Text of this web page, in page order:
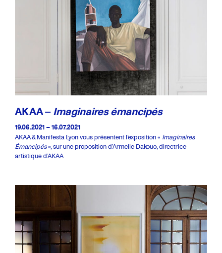
AKAA – Imaginaires émancipés
19.06.2021 – 16.07.2021
AKAA & Manifesta Lyon vous présentent l’exposition « Imaginaires
Émancipés», sur une proposition d’Armelle Dakouo, directrice
artistique d’AKAA